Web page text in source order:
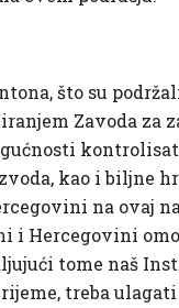
što su
Zavoda
kao i biljne
na ovaj
i Hercegovini
tome naš
treba